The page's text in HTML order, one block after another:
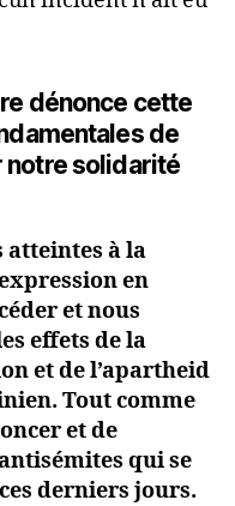
dénonce cette
de
notre solidarité
atteintes à la
en
et nous
effets de la
et de l’apartheid
Tout comme
et de
qui se
derniers jours.